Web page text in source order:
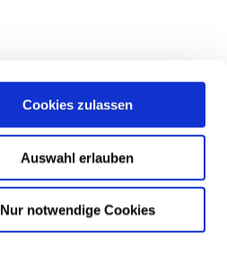
Cookies zulassen
Auswahl erlauben
Nur notwendige Cookies